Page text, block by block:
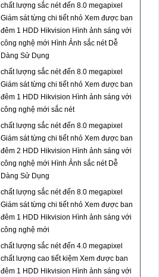
chất lượng sắc nét đến 8.0 megapixel
Giám sát từng chi tiết nhỏ Xem được ban
đêm 1 HDD Hikvision Hình ảnh sáng với
công nghệ mới Hình Ảnh sắc nét Dễ
Dàng Sử Dụng
chất lượng sắc nét đến 8.0 megapixel
Giám sát từng chi tiết nhỏ Xem được ban
đêm 1 HDD Hikvision Hình ảnh sáng với
công nghệ mới sắc nét
chất lượng sắc nét đến 8.0 megapixel
Giám sát từng chi tiết nhỏ Xem được ban
đêm 2 HDD Hikvision Hình ảnh sáng với
công nghệ mới Hình Ảnh sắc nét Dễ
Dàng Sử Dụng
chất lượng sắc nét đến 8.0 megapixel
Giám sát từng chi tiết nhỏ Xem được ban
đêm 1 HDD Hikvision Hình ảnh sáng với
công nghệ mới
chất lượng sắc nét đến 4.0 megapixel
chất lượng cao tiết kiệm Xem được ban
đêm 1 HDD Hikvision Hình ảnh sáng với